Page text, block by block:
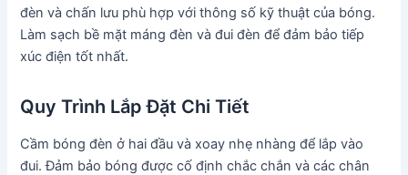
đèn và chấn lưu phù hợp với thông số kỹ thuật của bóng.
Làm sạch bề mặt máng đèn và đui đèn để đảm bảo tiếp
xúc điện tốt nhất.
Quy Trình Lắp Đặt Chi Tiết
Cầm bóng đèn ở hai đầu và xoay nhẹ nhàng để lắp vào
đui. Đảm bảo bóng được cố định chắc chắn và các chân